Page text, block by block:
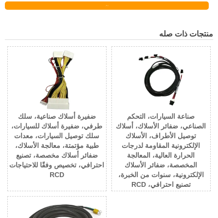
منتجات ذات صله
ضفيرة أسلاك صناعية، سلك
طرفي، ضفيرة أسلاك للسيارات،
سلك توصيل السيارات، معدات
طبية مؤتمتة، معالجة الأسلاك،
ضفائر أسلاك مخصصة، تصنيع
احترافي، تخصيص وفقًا للاحتياجات
RCD
صناعة السيارات، التحكم
الصناعي، ضفائر الأسلاك، أسلاك
توصيل الأطراف، الأسلاك
الإلكترونية المقاومة لدرجات
الحرارة العالية، المعالجة
المخصصة، ضفائر الأسلاك
الإلكترونية، سنوات من الخبرة،
تصنيع احترافي، RCD